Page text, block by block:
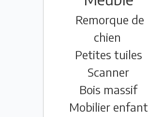
Remorque de
chien
Petites tuiles
Scanner
Bois massif
Mobilier enfant